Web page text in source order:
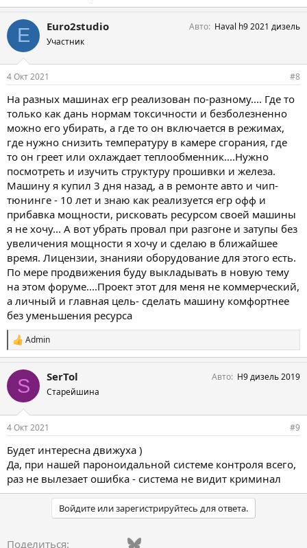
E Euro2studio
Участник
Авто Haval h9 2021 дизель
4 Окт 2021 #8
На разных машинах егр реализован по-разному.... Где то
только как дань нормам токсичности и безболезненно
можно его убирать, а где то он включается в режимах,
где нужно снизить температуру в камере сгорания, где
то он греет или охлаждает теплообменник....Нужно
посмотреть и изучить структуру прошивки и железа.
Машину я купил 3 дня назад, а в ремонте авто и чип-
тюнинге - 10 лет и знаю как реализуется егр офф и
прибавка мощности, рисковать ресурсом своей машины
я не хочу... А вот убрать провал при разгоне и затупы без
увеличения мощности я хочу и сделаю в ближайшее
время. Лицензии, знанияи оборудование для этого есть.
По мере продвижения буду выкладывать в новую тему
на этом форуме....Проект этот для меня не коммерческий,
а личный и главная цель- сделать машину комфортнее
без уменьшения ресурса
С
и
п
т
Admin
S SerTol
Старейшина
Авто Н9 дизель 2019
4 Окт 2021 #9
Будет интересна движуха )
Да, при нашей пароноидальной системе контроля всего,
раз не вылезает ошибка - система не видит криминал
Войдите или зарегистрируйтесь для ответа.
Поделиться: Vkontakte
FacebookBluesky